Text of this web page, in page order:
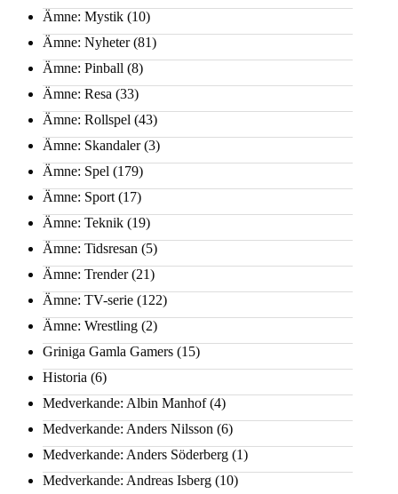
Ämne: Mystik (10)
Ämne: Nyheter(81)
Ämne: Pinball (8)
Ämne: Resa (33)
Ämne: Rollspel (43)
Ämne: Skandaler(3)
Ämne: Spel (179)
Ämne: Sport (17)
Ämne: Teknik (19)
Ämne: Tidsresan (5)
Ämne: Trender(21)
Ämne: TV-serie (122)
Ämne: Wrestling (2)
Griniga Gamla Gamers (15)
Historia (6)
Medverkande: Albin Manhof(4)
Medverkande: Anders Nilsson (6)
Medverkande: Anders Söderberg (1)
Medverkande: Andreas Isberg (10)